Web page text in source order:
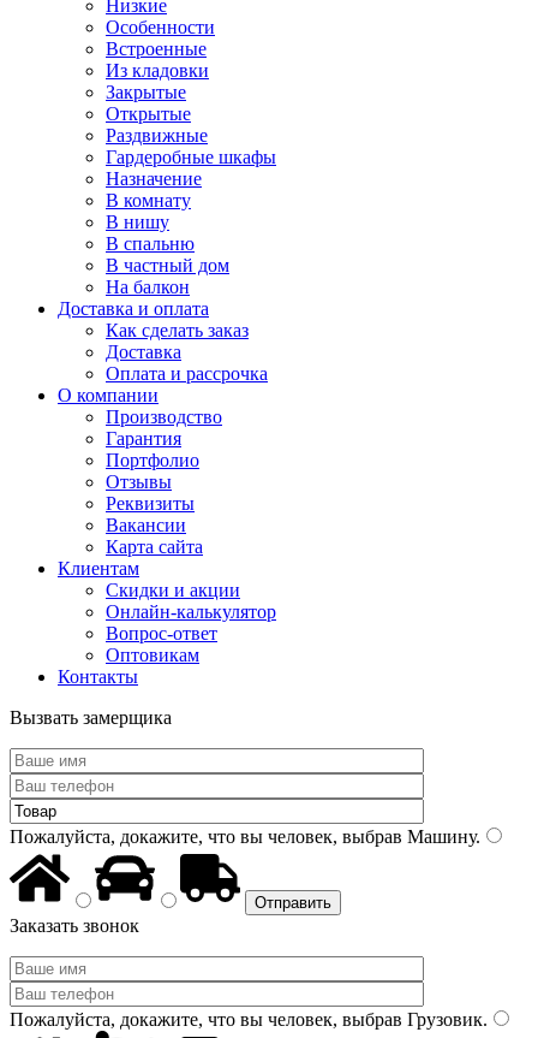
Низкие
Особенности
Встроенные
Из кладовки
Закрытые
Открытые
Раздвижные
Гардеробные шкафы
Назначение
В комнату
В нишу
В спальню
В частный дом
На балкон
Доставка и оплата
Как сделать заказ
Доставка
Оплата и рассрочка
О компании
Производство
Гарантия
Портфолио
Отзывы
Реквизиты
Вакансии
Карта сайта
Клиентам
Скидки и акции
Онлайн-калькулятор
Вопрос-ответ
Оптовикам
Контакты
Вызвать замерщика
Пожалуйста, докажите, что вы человек, выбрав Машину.
Заказать звонок
Пожалуйста, докажите, что вы человек, выбрав Грузовик.